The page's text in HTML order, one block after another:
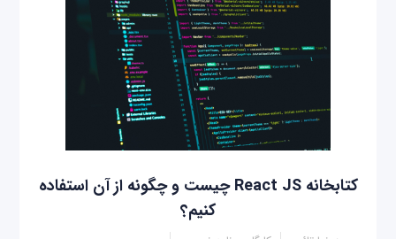
کتابخانه React JS چیست و چگونه از آن استفاده
کنیم؟